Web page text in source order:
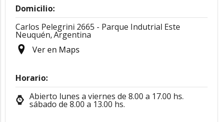
Domicilio:
Carlos Pelegrini 2665 - Parque Indutrial Este
Neuquén,Argentina
Ver en Maps
Horario:
Abierto lunes a viernes de 8.00 a 17.00 hs.
sábado de 8.00 a 13.00 hs.